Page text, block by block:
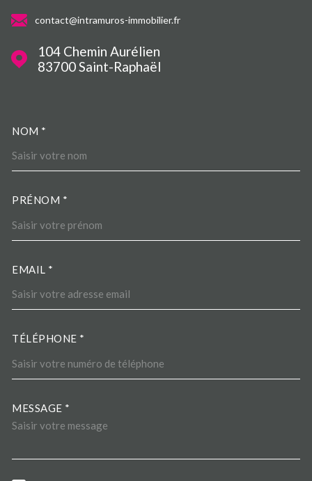
contact@intramuros-immobilier.fr
104 Chemin Aurélien
83700
Saint-Raphaël
NOM *
PRÉNOM *
EMAIL *
TÉLÉPHONE *
MESSAGE *